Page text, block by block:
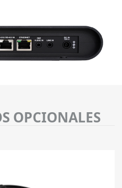
OPCIONALES